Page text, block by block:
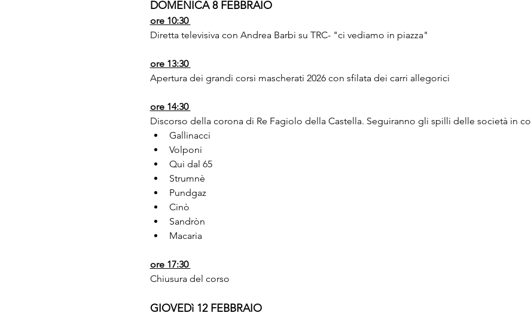
DOMENICA 8 FEBBRAIO
ore 10:30
Diretta televisiva con Andrea Barbi su TRC- "ci vediamo in piazza"
ore 13:30
Apertura dei grandi corsi mascherati 2026 con sfilata dei carri allegorici
ore 14:30
Discorso della corona di Re Fagiolo della Castella. Seguiranno gli spilli delle società in
Gallinacci
Volponi
Qui dal 65
Strumnè
Pundgaz
Cinò
Sandròn
Macaria
ore 17:30
Chiusura del corso
GIOVEDì 12 FEBBRAIO